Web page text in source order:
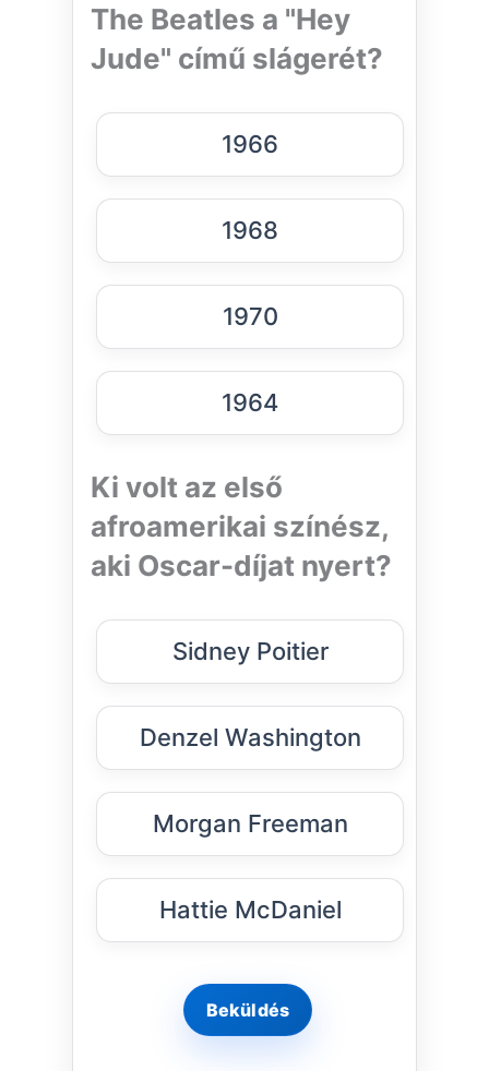
The Beatles a "Hey
Jude" című slágerét?
1966
1968
1970
1964
Ki volt az első
afroamerikai színész,
aki Oscar-díjat nyert?
Sidney Poitier
Denzel Washington
Morgan Freeman
Hattie McDaniel